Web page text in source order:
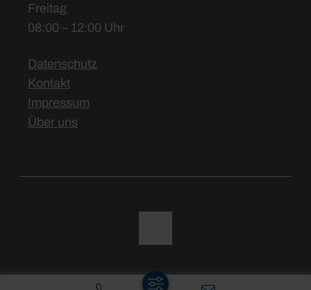
Freitag
08:00 – 12:00 Uhr
Datenschutz
Kontakt
Impressum
Über uns